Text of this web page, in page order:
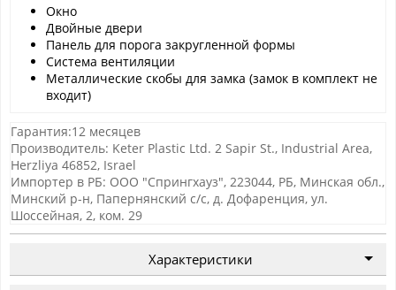
Окно
Двойные двери
Панель для порога закругленной формы
Система вентиляции
Металлические скобы для замка (замок в комплект не
входит)
Гарантия:12 месяцев
Производитель: Keter Plastic Ltd. 2 Sapir St., Industrial Area,
Herzliya 46852, Israel
Импортер в РБ: ООО "Спрингхауз", 223044, РБ, Минская обл.,
Минский р-н, Папернянский с/с, д. Дофаренция, ул.
Шоссейная, 2, ком. 29
Характеристики